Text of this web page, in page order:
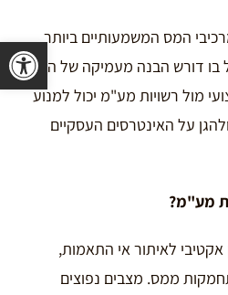
פתח המס המשמעותיים ביותר
בו דורש הבנה מעמיקה של החוק,
מול רשויות מע"מ יכול למנוע
על האינטרסים העסקיים
מע"מ?
לאיתור אי התאמות,
ממס. מצבים נפוצים